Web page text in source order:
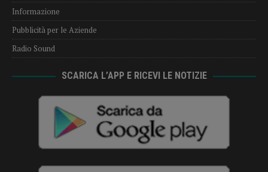
Informazione
Pubblicità per le Aziende
Radio Sound
SCARICA L’APP E RICEVI LE NOTIZIE